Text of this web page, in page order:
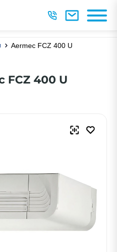
Aermec FCZ 400 U
FCZ 400 U